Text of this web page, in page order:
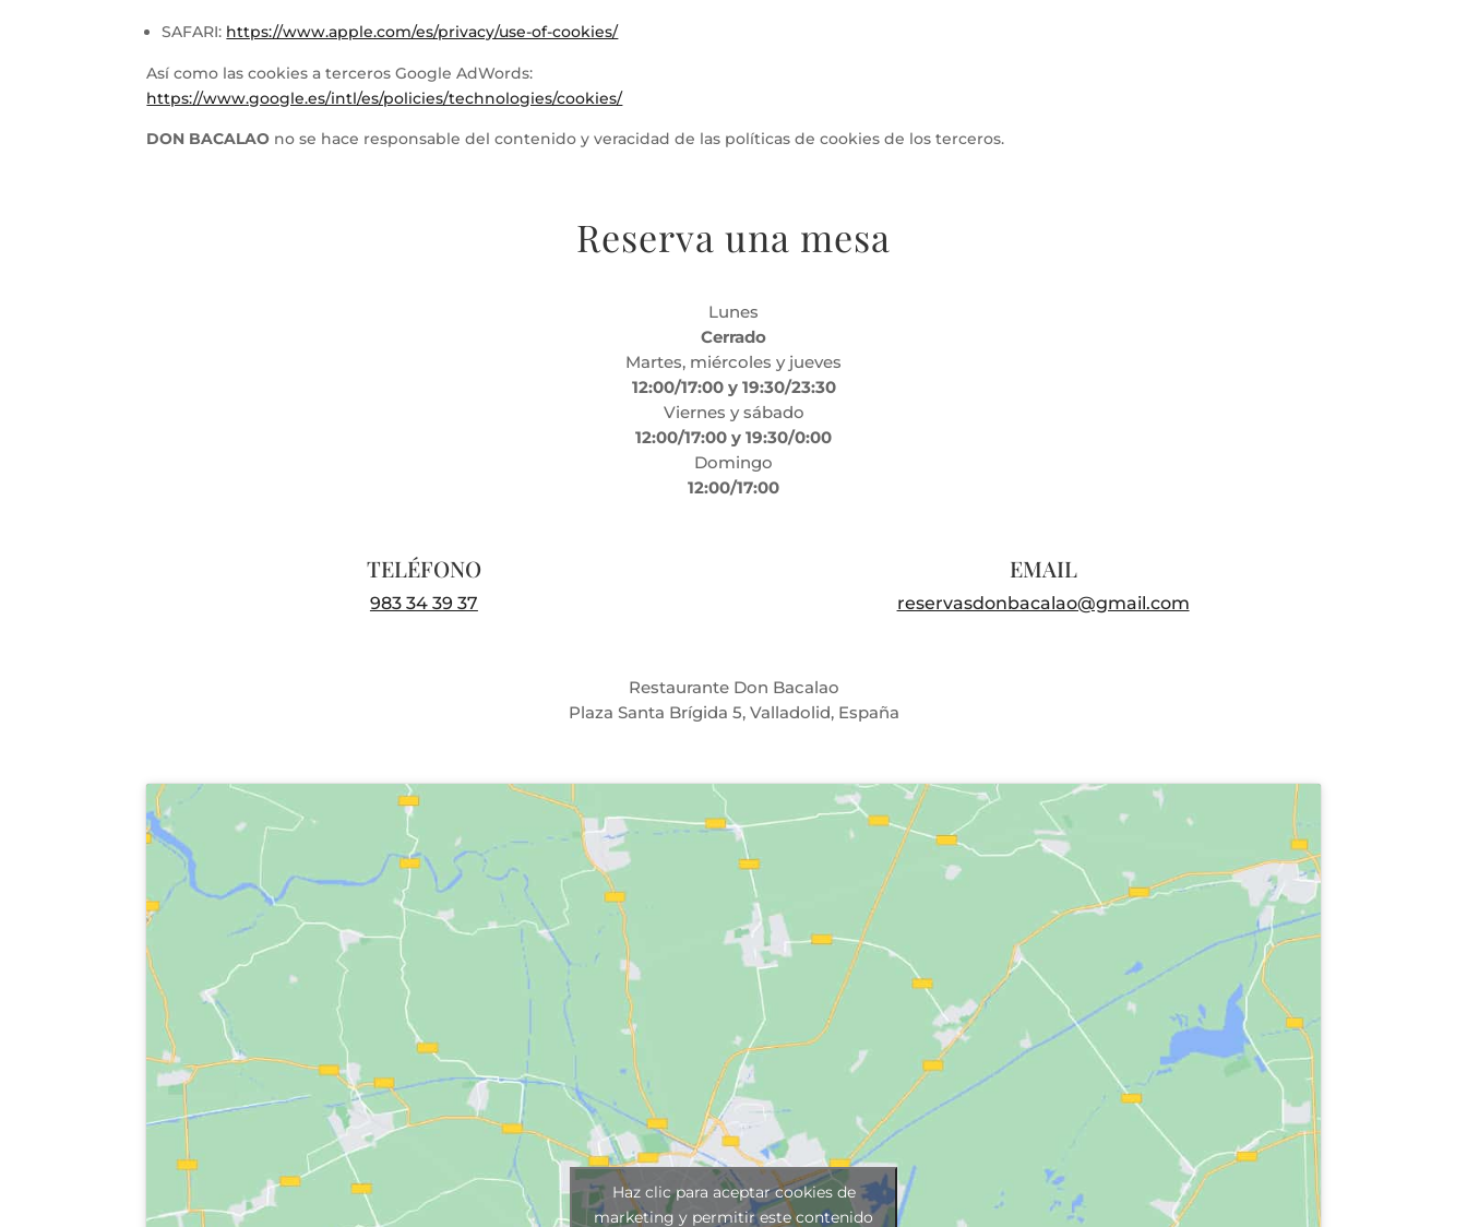
SAFARI: https://www.apple.com/es/privacy/use-of-cookies/
Así como las cookies a terceros Google AdWords:
https://www.google.es/intl/es/policies/technologies/cookies/
DON BACALAO no se hace responsable del contenido y veracidad de las políticas de cookies de los terceros.
Reserva una mesa
Lunes
Cerrado
Martes, miércoles y jueves
12:00/17:00 y 19:30/23:30
Viernes y sábado
12:00/17:00 y 19:30/0:00
Domingo
12:00/17:00
TELÉFONO
983 34 39 37
EMAIL
reservasdonbacalao@gmail.com
Restaurante Don Bacalao
Plaza Santa Brígida 5, Valladolid, España
Haz clic para aceptar cookies de
marketing y permitir este contenido